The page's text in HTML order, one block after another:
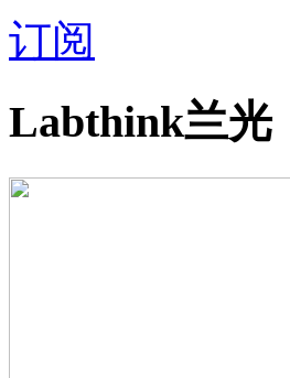
订阅
Labthink兰光